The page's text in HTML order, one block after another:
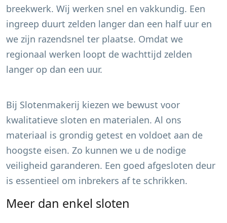
breekwerk. Wij werken snel en vakkundig. Een
ingreep duurt zelden langer dan een half uur en
we zijn razendsnel ter plaatse. Omdat we
regionaal werken loopt de wachttijd zelden
langer op dan een uur.
Bij Slotenmakerij kiezen we bewust voor
kwalitatieve sloten en materialen. Al ons
materiaal is grondig getest en voldoet aan de
hoogste eisen. Zo kunnen we u de nodige
veiligheid garanderen. Een goed afgesloten deur
is essentieel om inbrekers af te schrikken.
Meer dan enkel sloten